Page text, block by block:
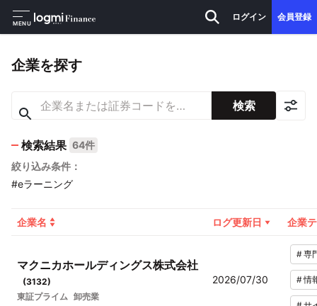
MENU
ログイン 会員登録
企業を探す
検索
検索結果 64件
絞り込み条件：
#eラーニング
企業名 ログ更新日 企業
マクニカホールディングス株式会社
(3132)
東証プライム 卸売業
2026/07/30
#専
#情